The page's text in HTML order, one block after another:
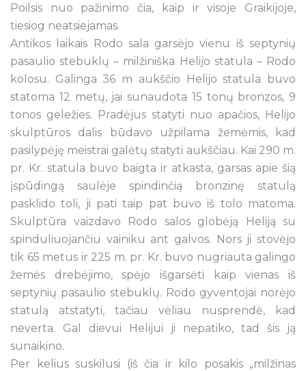
Poilsis nuo pažinimo čia, kaip ir visoje Graikijoje,
tiesiog neatsiejamas.
Antikos laikais Rodo sala garsėjo vienu iš septynių
pasaulio stebuklų – milžiniška Helijo statula – Rodo
kolosu. Galinga 36 m aukščio Helijo statula buvo
statoma 12 metų, jai sunaudota 15 tonų bronzos, 9
tonos geležies. Pradėjus statyti nuo apačios, Helijo
skulptūros dalis būdavo užpilama žemėmis, kad
pasilypėję meistrai galėtų statyti aukščiau. Kai 290 m.
pr. Kr. statula buvo baigta ir atkasta, garsas apie šią
įspūdingą saulėje spindinčią bronzinę statulą
pasklido toli, ji pati taip pat buvo iš tolo matoma.
Skulptūra vaizdavo Rodo salos globėją Heliją su
spinduliuojančiu vainiku ant galvos. Nors ji stovėjo
tik 65 metus ir 225 m. pr. Kr. buvo nugriauta galingo
žemės drebėjimo, spėjo išgarsėti kaip vienas iš
septynių pasaulio stebuklų. Rodo gyventojai norėjo
statulą atstatyti, tačiau vėliau nusprendė, kad
neverta. Gal dievui Helijui ji nepatiko, tad šis ją
sunaikino.
Per kelius suskilusi (iš čia ir kilo posakis „milžinas